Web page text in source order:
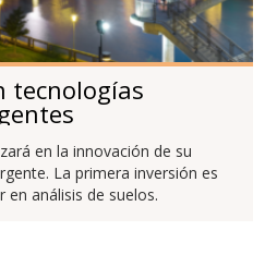
tecnologías
en la innovación de su
La primera inversión es
en análisis de suelos.